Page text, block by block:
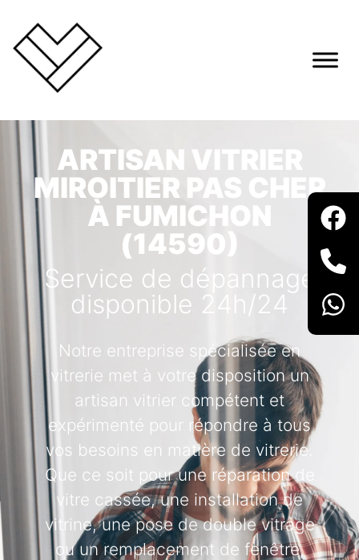
ARTISAN VITRIER
MIROITIER PAS CHER
À FUMICHON
(14590)
Service de dépannage
disponible 24h/24
Notre entreprise spécialisée en
vitrerie met à votre disposition un
artisan vitrier compétent et
expérimenté pour répondre à tous
vos besoins en matière de vitrerie.
Que ce soit pour une réparation de
vitre cassée, une installation de
vitrine, une pose de double vitrage
ou un remplacement de fenêtre,